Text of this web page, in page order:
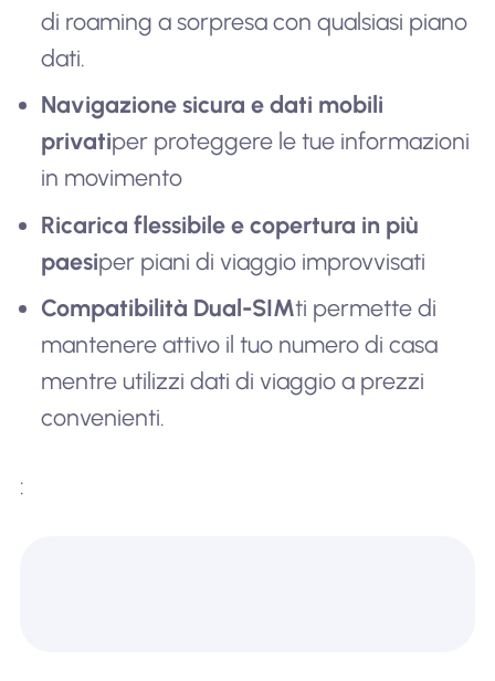
di roaming a sorpresa con qualsiasi piano
dati.
Navigazione sicura e dati mobili
privatiper proteggere le tue informazioni
in movimento
Ricarica flessibile e copertura in più
paesiper piani di viaggio improvvisati
Compatibilità Dual-SIMti permette di
mantenere attivo il tuo numero di casa
mentre utilizzi dati di viaggio a prezzi
convenienti.
: